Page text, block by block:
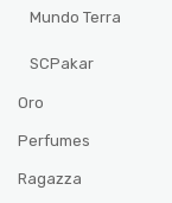
Mundo Terra
SCPakar
Oro
Perfumes
Ragazza